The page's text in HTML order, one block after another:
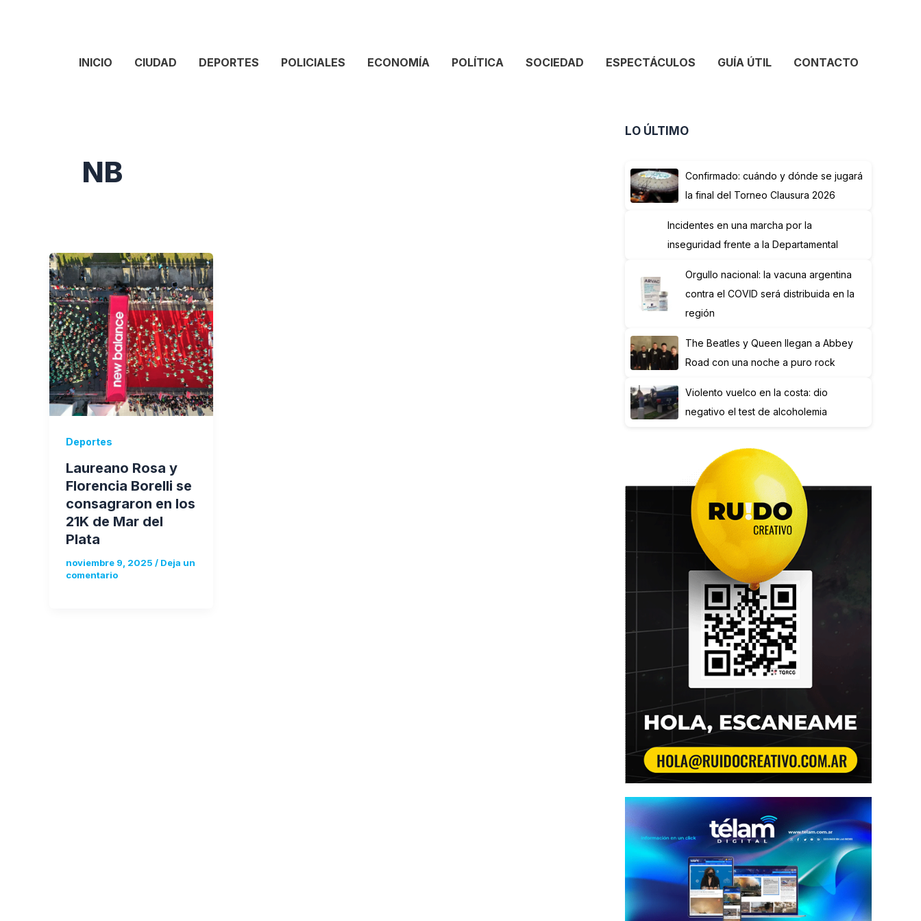
INICIO CIUDAD DEPORTES POLICIALES ECONOMÍA POLÍTICA SOCIEDAD ESPECTÁCULOS GUÍA ÚTIL CONTACTO
NB
Deportes
Laureano Rosa y
Florencia Borelli se
consagraron en los
21K de Mar del
Plata
noviembre 9, 2025 / Deja un
comentario
LO ÚLTIMO
Confirmado: cuándo y dónde se jugará
la final del Torneo Clausura 2026
Incidentes en una marcha por la
inseguridad frente a la Departamental
Orgullo nacional: la vacuna argentina
contra el COVID será distribuida en la
región
The Beatles y Queen llegan a Abbey
Road con una noche a puro rock
Violento vuelco en la costa: dio
negativo el test de alcoholemia